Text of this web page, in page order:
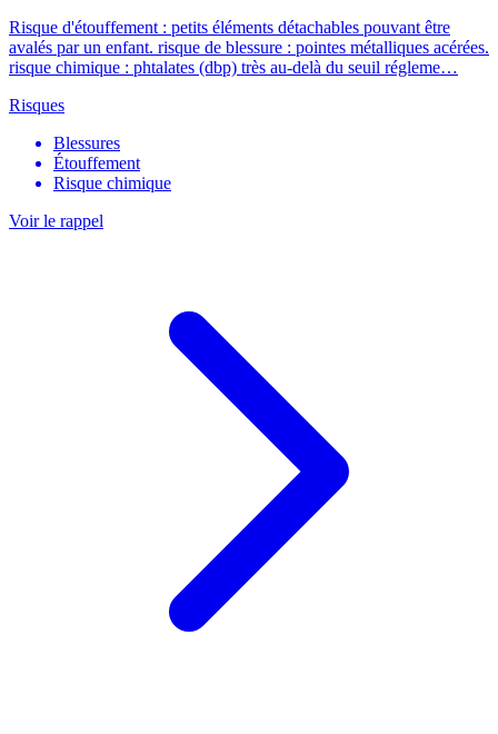
Risque d'étouffement : petits éléments détachables pouvant être
avalés par un enfant. risque de blessure : pointes métalliques acérées.
risque chimique : phtalates (dbp) très au-delà du seuil régleme…
Risques
Blessures
Étouffement
Risque chimique
Voir le rappel